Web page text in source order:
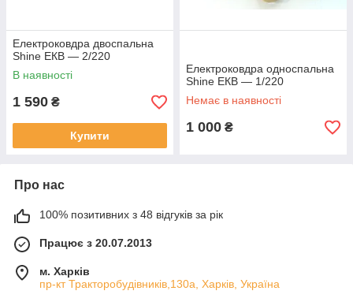
Електроковдра двоспальна
Shine ЕКВ — 2/220
В наявності
1 590 ₴
Купити
Електроковдра односпальна
Shine ЕКВ — 1/220
Немає в наявності
1 000 ₴
Про нас
100% позитивних з 48 відгуків за рік
Працює з 20.07.2013
м. Харків
пр-кт Тракторобудівників,130а, Харків, Україна